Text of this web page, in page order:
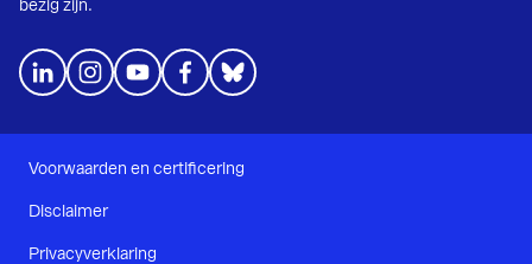
bezig zijn.
Voorwaarden en certificering
Disclaimer
Privacyverklaring